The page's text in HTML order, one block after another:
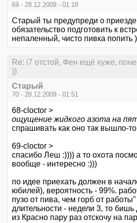
69 - 28.12.2009 - 01:18
Старый ты предупреди о
обязательство подготовить к
непаленный, чисто пивка попить
Re: i7 отстой, Фен ещё хуже,
))
Старый
70 - 28.12.2009 - 01:51
68-cloctor >
ощущение жидкого азота на
спрашивать как оно так вышло-
69-cloctor >
спасибо Леш :)))) а то охота
вообще - интересно :)))
по идее приехать должен в
юбилей), вероятность - 99%.
пузо от пива, чем горб от
длительности - недели 3, то
из Красно пару раз отскочу на